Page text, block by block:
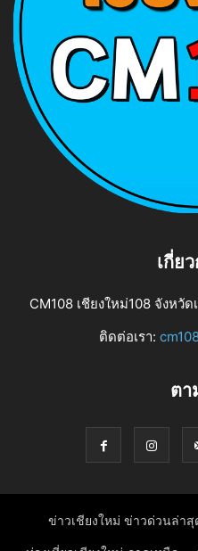
เกี่ย
CM108 เชียงใหม่108 จังหวั
ติดต่อเรา:
ตา
ข่าวเชียงใหม่ ข่าวด่วนล่าสุ